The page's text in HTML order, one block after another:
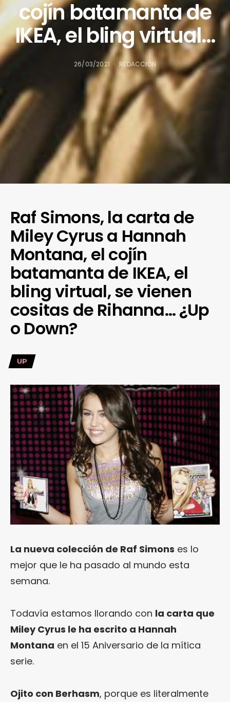
cojín batamanta de
IKEA, el bling virtual…
26/03/2021 REDACCIÓN
Raf Simons, la carta de
Miley Cyrus a Hannah
Montana, el cojín
batamanta de IKEA, el
bling virtual, se vienen
cositas de Rihanna… ¿Up
o Down?
UP
La nueva colección de Raf Simons es lo
mejor que le ha pasado al mundo esta
semana.
Todavía estamos llorando con la carta que
Miley Cyrus le ha escrito a Hannah
Montana en el 15 Aniversario de la mítica
serie.
Ojito con Berhasm, porque es literalmente